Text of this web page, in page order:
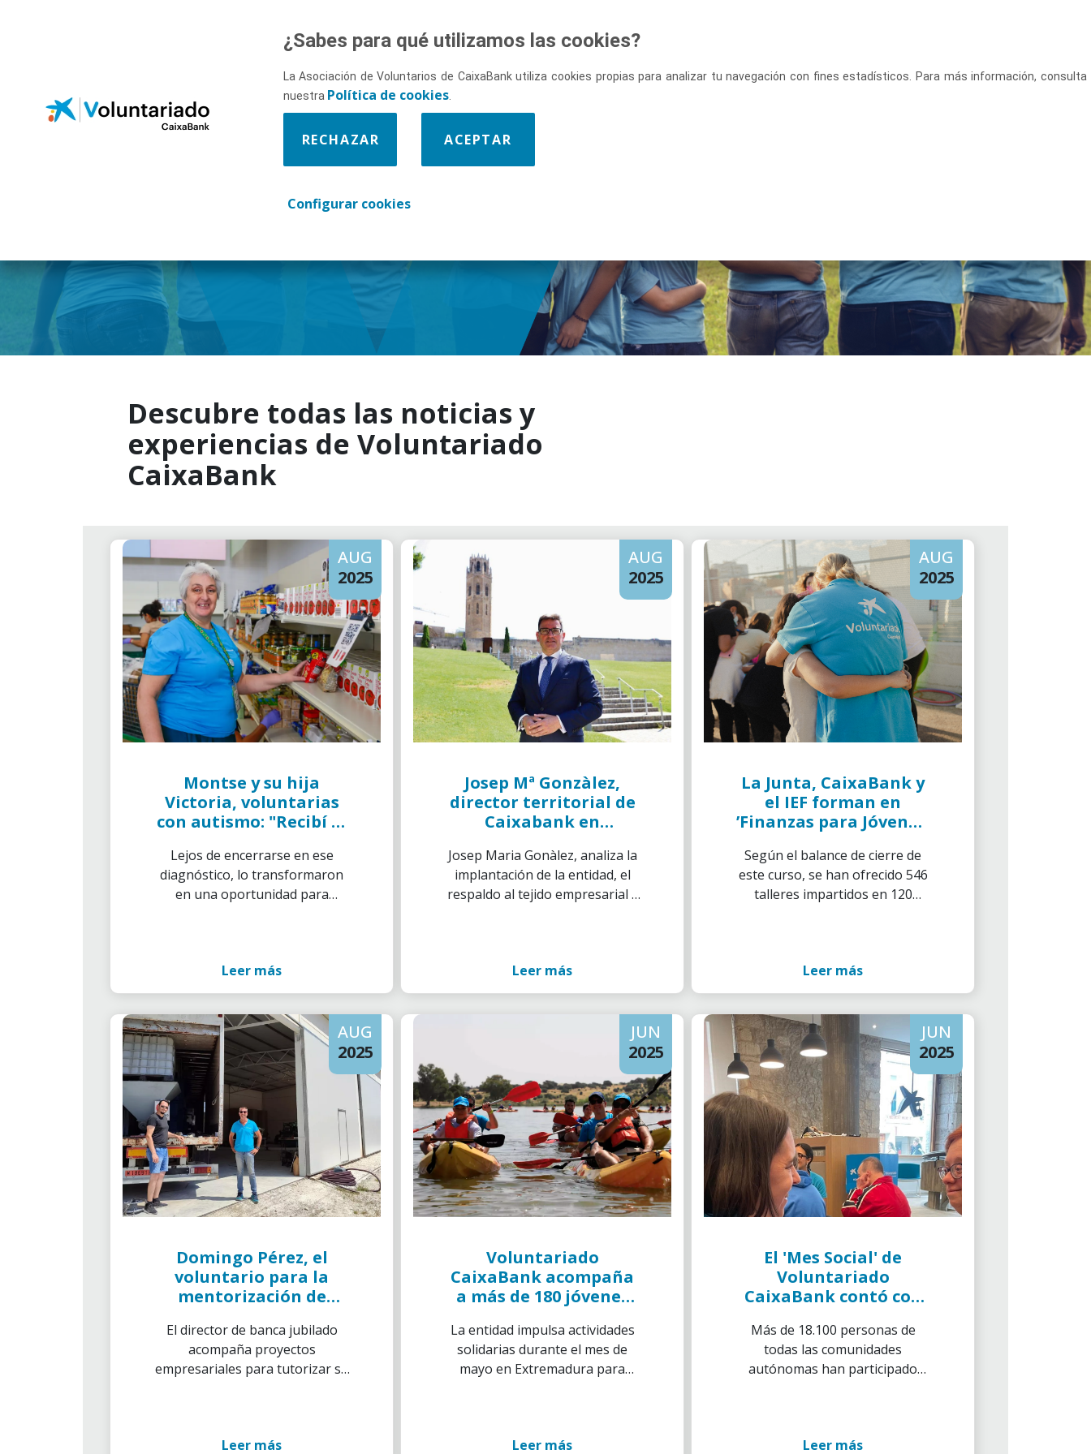
Descúbrenos
Descubre todas las noticias y
experiencias de Voluntariado
CaixaBank
AUG
2025
Montse y su hija
Victoria, voluntarias
con autismo: "Recibí el
lo convertí en una
forma de ayudar a los
demás"
Lejos de encerrarse en ese
diagnóstico, lo transformaron
en una oportunidad para
Leer más
AUG
2025
Josep Mª Gonzàlez,
director territorial de
Caixabank en
«Apostamos por la
inclusión real, allí
donde no llega nadie»
Josep Maria Gonàlez, analiza la
implantación de la entidad, el
respaldo al tejido empresarial y
Leer más
AUG
2025
La Junta, CaixaBank y
el IEF forman en
’Finanzas para Jóvenes’
alumnos de 4o de ESO
Según el balance de cierre de
este curso, se han ofrecido 546
talleres impartidos en 120
Leer más
AUG
2025
Domingo Pérez, el
voluntario para la
mentorización de
convierte en fan
El director de banca jubilado
acompaña proyectos
empresariales para tutorizar su
Leer más
JUN
2025
Voluntariado
CaixaBank acompaña
a más de 180 jóvenes
vulnerabilidad en una
jornada de piragüismo
en Mérida
La entidad impulsa actividades
solidarias durante el mes de
mayo en Extremadura para
Leer más
JUN
2025
El 'Mes Social' de
Voluntariado
CaixaBank contó con
voluntarios que
ayudaron a cerca de
112.000 personas
Más de 18.100 personas de
todas las comunidades
autónomas han participado
Leer más
¿Sabes para qué utilizamos las cookies?
La Asociación de Voluntarios de CaixaBank utiliza cookies propias para analizar tu navegación con fines estadísticos. Para más información, consulta
nuestra Política de cookies.
RECHAZAR ACEPTAR
Configurar cookies